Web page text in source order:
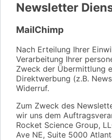
Newsletter
MailChimp
Nach Erteilung Ihrer
Verarbeitung Ihrer
Zweck der Übermittlung
Direktwerbung (z.B.
Widerruf.
Zum Zweck des
wir uns dem
Rocket Science Group,
Ave NE, Suite 5000